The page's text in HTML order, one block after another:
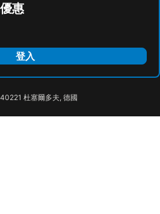
Lux Guesthouse
Ng House
Sadang
Cheonan station
Seodaemun
Seoul Museum of Art
惠
登入
杜塞爾多夫, 德國